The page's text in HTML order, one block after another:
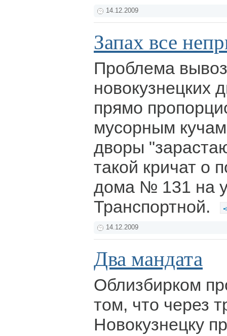
14.12.2009
Запах все
Проблема
новокузнецких
прямо
мусорным
дворы
такой кричат о
дома № 131 на
Транспортной.
14.12.2009
Два мандата
Облизбирком
том, что через
Новокузнецку